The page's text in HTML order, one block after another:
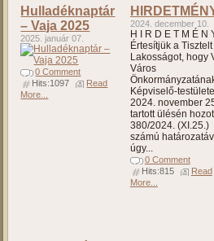
Hulladéknaptár
– Vaja 2025
2025. január 07.
0 Comment
Hits:1097
Read
More...
2024. december 10.
H I R D E T M É N
Értesítjük a Tisztelt
Lakosságot, hogy
Város
Képviselő-testülete
2024. november
tartott ülésén
380/2024. (XI.25.)
számú
úgy...
0 Comment
Hits:815
Read
More...